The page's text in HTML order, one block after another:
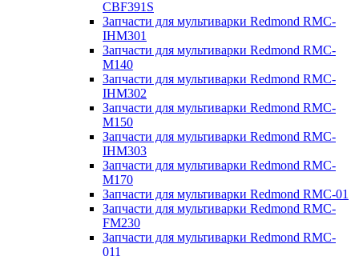
CBF391S
Запчасти для мультиварки Redmond RMC-
IHM301
Запчасти для мультиварки Redmond RMC-
M140
Запчасти для мультиварки Redmond RMC-
IHM302
Запчасти для мультиварки Redmond RMC-
M150
Запчасти для мультиварки Redmond RMC-
IHM303
Запчасти для мультиварки Redmond RMC-
M170
Запчасти для мультиварки Redmond RMC-01
Запчасти для мультиварки Redmond RMC-
FM230
Запчасти для мультиварки Redmond RMC-
011